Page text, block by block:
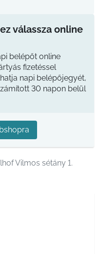
válassza online
belépőt online
fizetéssel
napi belépőjegyét,
30 napon belül
Vilmos sétány 1.